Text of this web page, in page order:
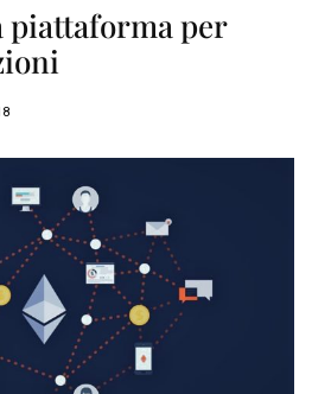
piattaforma per